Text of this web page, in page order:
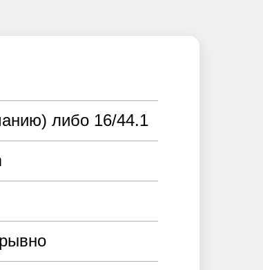
либо 16/44.1